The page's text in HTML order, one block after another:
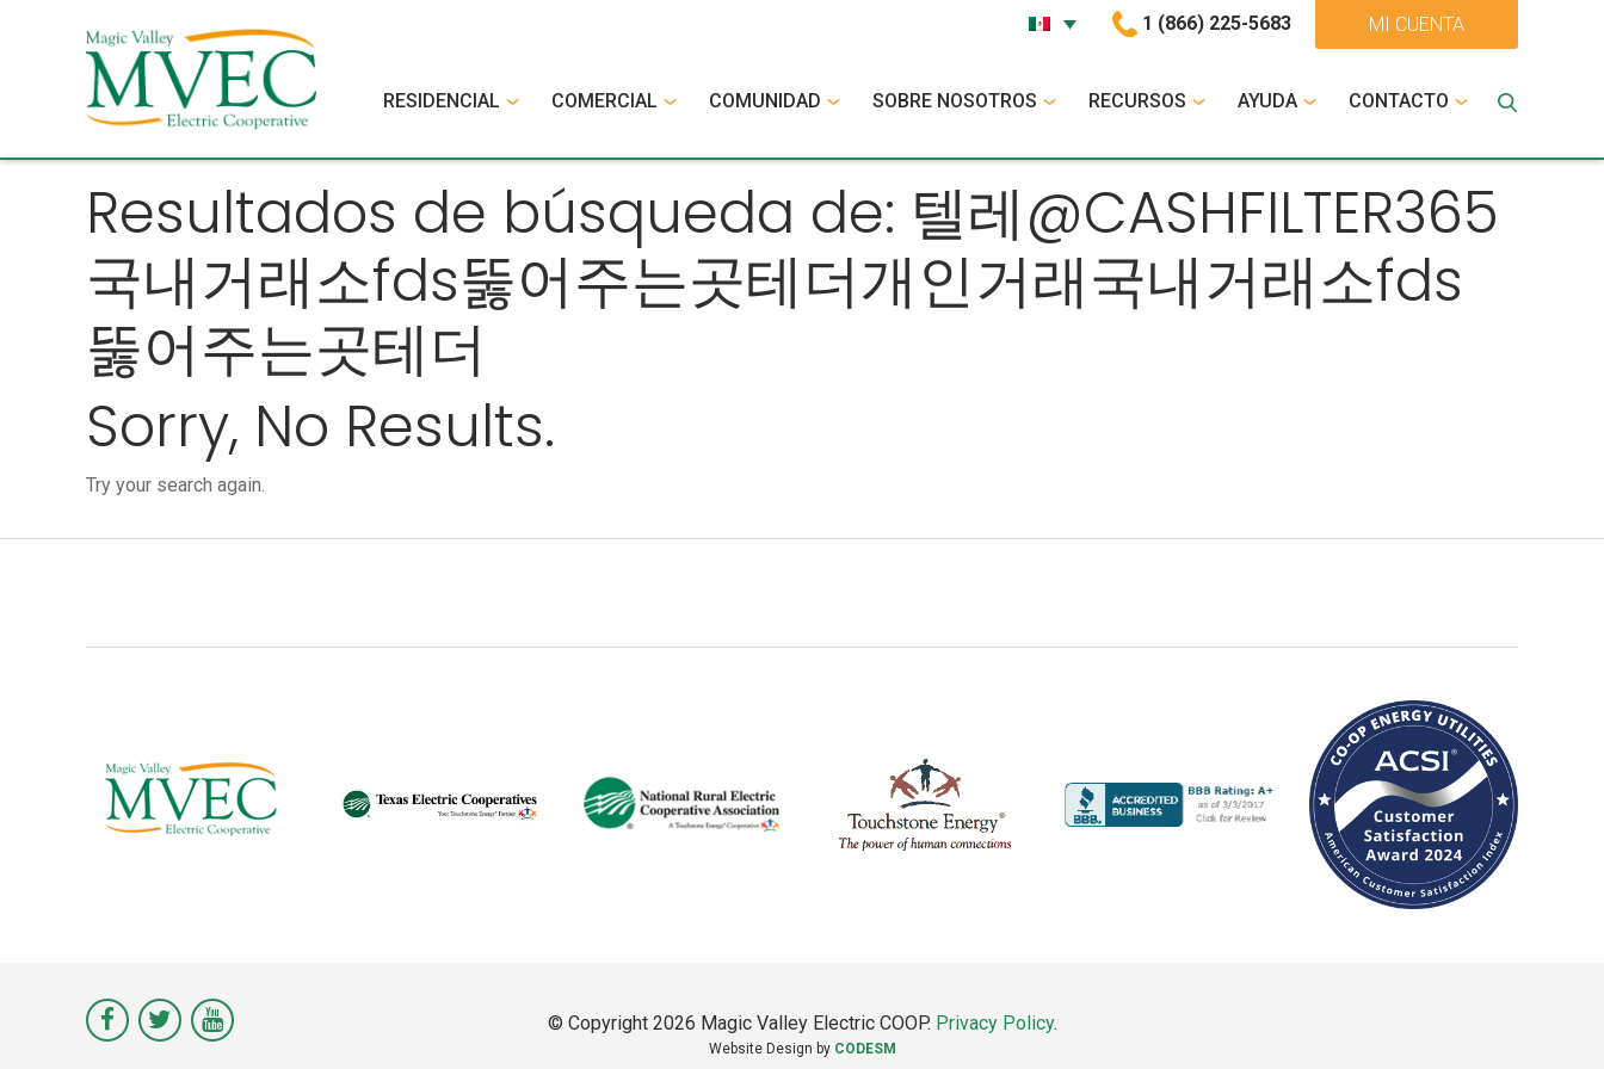
1 (866) 225-5683 MI CUENTA
RESIDENCIAL COMERCIAL COMUNIDAD SOBRE NOSOTROS RECURSOS AYUDA CONTACTO
Resultados de búsqueda de: 텔레@CASHFILTER365
국내거래소fds뚫어주는곳테더개인거래국내거래소fds
뚫어주는곳테더
Sorry, No Results.
Try your search again.
Visit VisitVisit
© Copyright 2026 Magic Valley Electric COOP. Privacy Policy.
Website Design by CODESM